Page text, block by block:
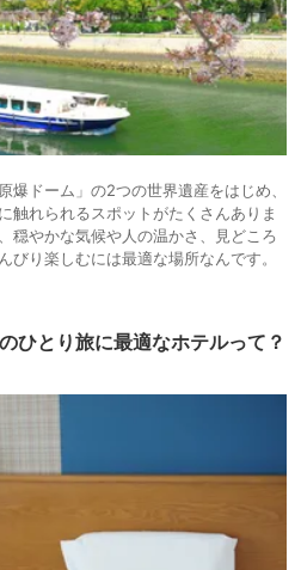
爆ドーム」の2つの世界遺産をはじめ、
触れられるスポットがたくさんありま
穏やかな気候や人の温かさ、見どころ
びり楽しむには最適な場所なんです。
ひとり旅に最適なホテルって？